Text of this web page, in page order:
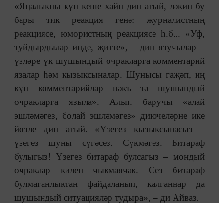
«Яңалыкны күп кеше хайп дип атый, ләкин бу
бары тик реакция генә: журналистның
реакциясе, юмористның реакциясе һ.б... «Уф,
туйдырдылар инде, җитте», – дип язучылар –
үзләре үк шушындый очракларга комментарий
язалар һәм кызыксыналар. Шунысы гаҗәп, иң
күп комментарийлар нәкъ тә шушындый
очракларга языла». Алып баручы «алай
эшләмәгез, болай эшләмәгез» диючеләрне ике
йөзле дип атый. «Үзегез кызыксынасыз –
үзегез шуны сүгәсез. Сүкмәгез. Битараф
булыгыз! Үзегез битараф булсагыз – мондый
очраклар килеп чыкмаячак. Сез битараф
булмаганлыктан файдаланып, калганнар да
шушындый ситуацияләр тудыра», – ди Айваз.